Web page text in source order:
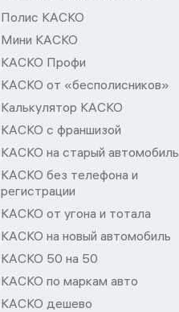
Полис КАСКО
Мини КАСКО
КАСКО Профи
КАСКО от «бесполисников»
Калькулятор КАСКО
КАСКО с франшизой
КАСКО на старый автомобиль
КАСКО без телефона и
регистрации
КАСКО от угона и тотала
КАСКО на новый автомобиль
КАСКО 50 на 50
КАСКО по маркам авто
КАСКО дешево